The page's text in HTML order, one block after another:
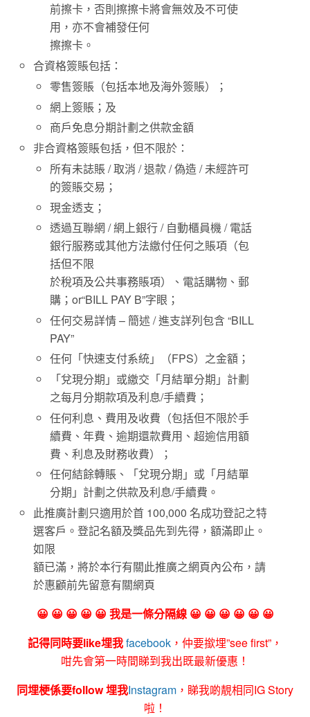
前擦卡，否則擦擦卡將會無效及不可使
用，亦不會補發任何
擦擦卡。
合資格簽賬包括：
零售簽賬（包括本地及海外簽賬）；
網上簽賬；及
商戶免息分期計劃之供款金額
非合資格簽賬包括，但不限於：
所有未誌賬 / 取消 / 退款 / 偽造 / 未經許可
的簽賬交易；
現金透支；
透過互聯網 / 網上銀行 / 自動櫃員機 / 電話
銀行服務或其他方法繳付任何之賬項（包
括但不限
於稅項及公共事務賬項）、電話購物、郵
購；or“BILL PAY B”字眼；
任何交易詳情 – 簡述 / 進支詳列包含 “BILL
PAY”
任何「快速支付系統」（FPS）之金額；
「兌現分期」或繳交「月結單分期」計劃
之每月分期款項及利息/手續費；
任何利息、費用及收費（包括但不限於手
續費、年費、逾期還款費用、超逾信用額
費、利息及財務收費）；
任何結餘轉賬、「兌現分期」或「月結單
分期」計劃之供款及利息/手續費。
此推廣計劃只適用於首 100,000 名成功登記之特
選客戶。登記名額及獎品先到先得，額滿即止。
如限
額已滿，將於本行有關此推廣之網頁內公布，請
於惠顧前先留意有關網頁
😀 😀 😀 😀 😀 我是一條分隔線 😀 😀 😀 😀 😀 😀
記得同時要like埋我facebook ，仲要撳埋”see first”，
咁先會第一時間睇到我出既最新優惠！
同埋梗係要follow 埋我Instagram ，睇我啲靚相同IG Story
啦！